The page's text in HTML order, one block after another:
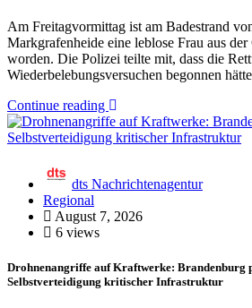
Am Freitagvormittag ist am Badestrand
Markgrafenheide eine leblose Frau aus der
worden. Die Polizei teilte mit, dass die
Wiederbelebungsversuchen begonnen
Continue reading
dts Nachrichtenagentur
Regional
August 7, 2026
6 views
Drohnenangriffe auf Kraftwerke: Brandenburg
Selbstverteidigung kritischer Infrastruktur